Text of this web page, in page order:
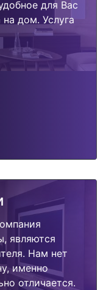
для Вас
дом. Услуга
являются
Нам нет
именно
отличается.